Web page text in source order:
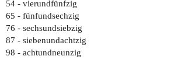
54 - vierundfünfzig
65 - fünfundsechzig
76 - sechsundsiebzig
87 - siebenundachtzig
98 - achtundneunzig